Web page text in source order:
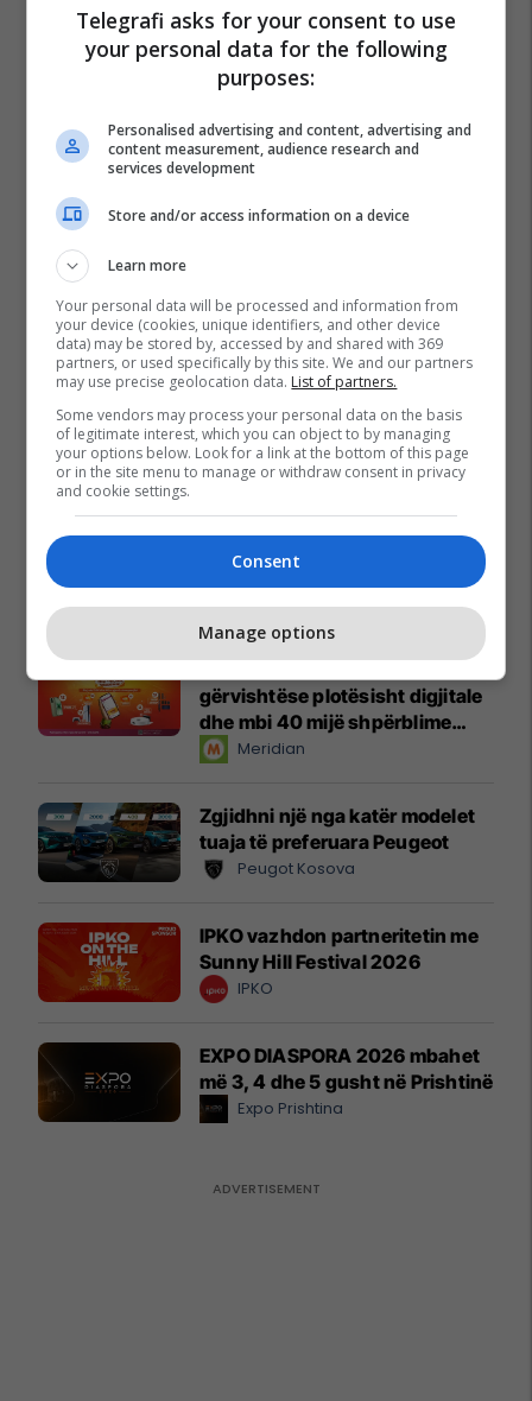
Promo
gërvishtëse plotësisht digjitale
dhe mbi 40 mijë shpërblime
instant!Meridian
Zgjidhni një nga katër modelet
tuaja të preferuara Peugeot
Peugot Kosova
IPKO vazhdon partneritetin me
Sunny Hill Festival 2026
IPKO
EXPO DIASPORA 2026 mbahet
më 3, 4 dhe 5 gusht në Prishtinë
Expo Prishtina
Telegrafi asks for your consent to use
your personal data for the following
purposes:
Personalised advertising and content, advertising and
content measurement, audience research and
services development
Store and/or access information on a device
Learn more
Your personal data will be processed and information from
your device (cookies, unique identifiers, and other device
data) may be stored by, accessed by and shared with 369
partners, or used specifically by this site. We and our partners
may use precise geolocation data. List of partners.
Some vendors may process your personal data on the basis
of legitimate interest, which you can object to by managing
your options below. Look for a link at the bottom of this page
or in the site menu to manage or withdraw consent in privacy
and cookie settings.
Consent
Manage options